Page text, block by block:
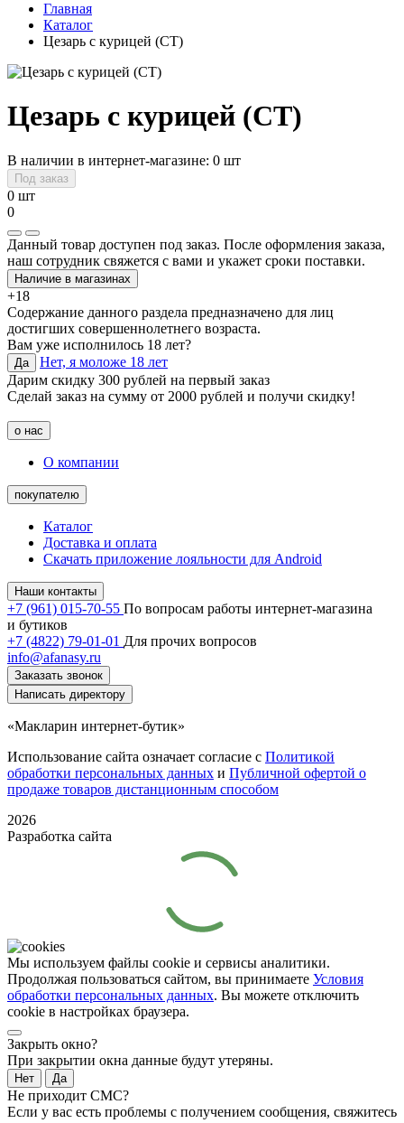
Главная
Каталог
Цезарь с курицей (СТ)
Цезарь с курицей (СТ)
В наличии в интернет-магазине: 0 шт
Под заказ
0 шт
0
Данный товар доступен под заказ. После оформления заказа,
наш сотрудник свяжется с вами и укажет сроки поставки.
Наличие в магазинах
+18
Содержание данного раздела предназначено для лиц
достигших совершеннолетнего возраста.
Вам уже исполнилось 18 лет?
Да
Нет, я моложе 18 лет
Дарим скидку 300 рублей на первый заказ
Сделай заказ на сумму от 2000 рублей и получи скидку!
о нас
О компании
покупателю
Каталог
Доставка и оплата
Скачать приложение лояльности для Android
Наши контакты
+7 (961) 015-70-55 По вопросам работы интернет-магазина
и бутиков
+7 (4822) 79-01-01 Для прочих вопросов
info@afanasy.ru
Заказать звонок
Написать директору
«Макларин интернет-бутик»
Использование сайта означает согласие с Политикой
обработки персональных данных и Публичной офертой о
продаже товаров дистанционным способом
2026
Разработка сайта
Мы используем файлы cookie и сервисы аналитики.
Продолжая пользоваться сайтом, вы принимаете Условия
обработки персональных данных. Вы можете отключить
cookie в настройках браузера.
Закрыть окно?
При закрытии окна данные будут утеряны.
Нет Да
Не приходит СМС?
Если у вас есть проблемы с получением сообщения, свяжитесь